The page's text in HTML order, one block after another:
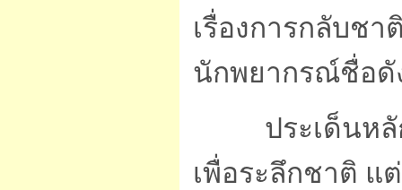
เรื่องการกลับชา
นักพยากรณ์ชื่อดั
ประเด็นห
เพื่อระลึกชาติ แ